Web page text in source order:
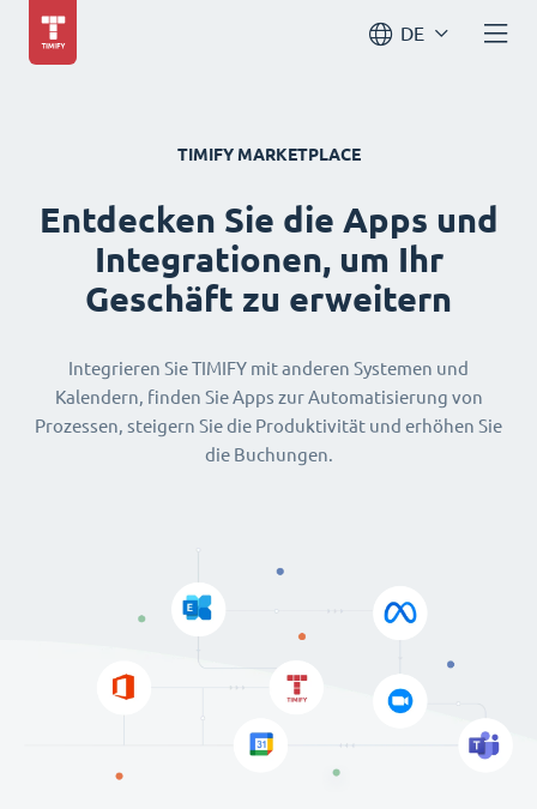
DE
TIMIFY MARKETPLACE
Entdecken Sie die Apps und
Integrationen, um Ihr
Geschäft zu erweitern
Integrieren Sie TIMIFY mit anderen Systemen und
Kalendern, finden Sie Apps zur Automatisierung von
Prozessen, steigern Sie die Produktivität und erhöhen Sie
die Buchungen.